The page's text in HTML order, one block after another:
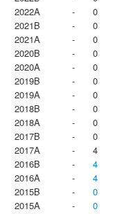
2022A
-
0
2021B
-
0
2021A
-
0
2020B
-
0
2020A
-
0
2019B
-
0
2019A
-
0
2018B
-
0
2018A
-
0
2017B
-
0
2017A
-
4
2016B
-
4
2016A
-
4
2015B
-
0
2015A
-
0